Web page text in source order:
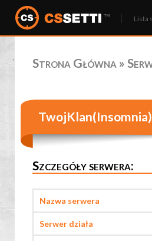
Lista
Strona Główna »
Szczegóły serwera:
Nazwa serwera
Serwer działa